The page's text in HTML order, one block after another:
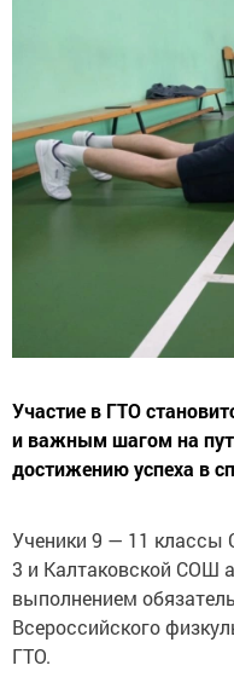
Участие в ГТО
и важным шагом на
достижению успеха в
Ученики 9 — 11 классы
3 и Калтаковской СОШ
выполнением
Всероссийского
ГТО.